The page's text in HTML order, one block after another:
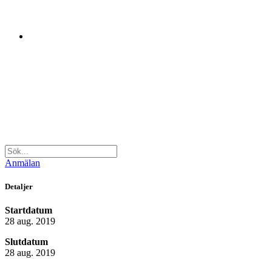
Anmälan
Detaljer
Startdatum
28 aug. 2019
Slutdatum
28 aug. 2019